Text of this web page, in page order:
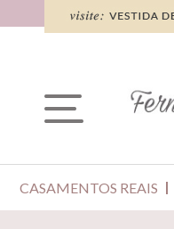
CASAMENTOS REAIS